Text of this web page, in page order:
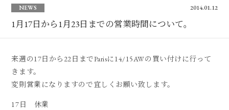
NEWS 2014.01.12
1月17日から1月23日までの営業時間について。
来週の17日から22日までParisに14/15AWの買い付けに行って
きます。
変則営業になりますので宜しくお願い致します。
17日 休業